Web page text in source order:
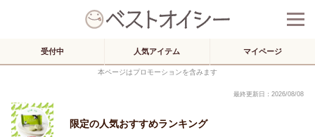
受付中 人気アイテム マイページ
本ページはプロモーションを含みます
最終更新日：2026/08/08
限定の人気おすすめランキング